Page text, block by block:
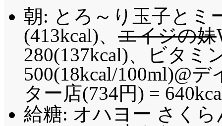
朝: とろ～り玉子とミ
(413kcal)、 エイジの妹
280(137kcal)、ビタミ
500(18kcal/100ml)@
ター店(734円) =
給糖: オハヨー さく